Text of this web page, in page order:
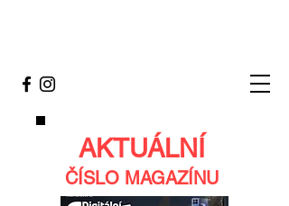
AKTUÁLNÍ
ČÍSLO MAGAZÍNU